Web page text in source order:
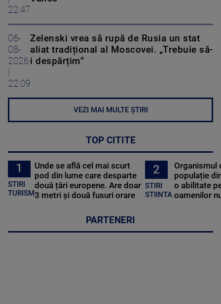
22:47
06-
08-
2026
|
22:09
Zelenski vrea să rupă de Rusia un stat
aliat tradițional al Moscovei. „Trebuie să-
i despărțim”
VEZI MAI MULTE ȘTIRI
TOP CITITE
1
STIRI
TURISM
Unde se află cel mai scurt
pod din lume care desparte
două țări europene. Are doar
3 metri și două fusuri orare
2
STIRI
STIINTA
Organismul
populație
o abilitate
oamenilor
PARTENERI